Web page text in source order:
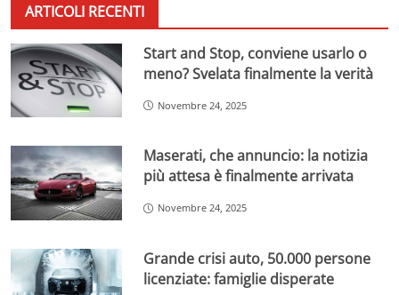
ARTICOLI RECENTI
Start and Stop, conviene usarlo o
meno? Svelata finalmente la verità
Novembre 24, 2025
Maserati, che annuncio: la notizia
più attesa è finalmente arrivata
Novembre 24, 2025
Grande crisi auto, 50.000 persone
licenziate: famiglie disperate